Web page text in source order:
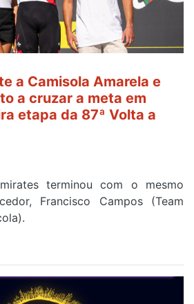
a Camisola Amarela e
a cruzar a meta em
etapa da 87ª Volta a
terminou com o mesmo
Francisco Campos (Team